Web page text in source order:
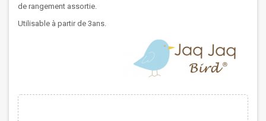
de rangement assortie.
Utilisable à partir de 3ans.